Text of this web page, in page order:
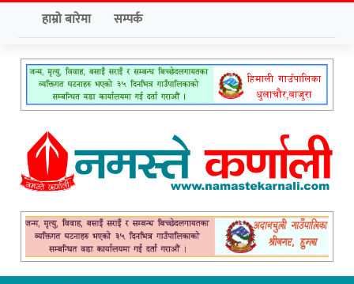
हाम्रो बारेमा सम्पर्क